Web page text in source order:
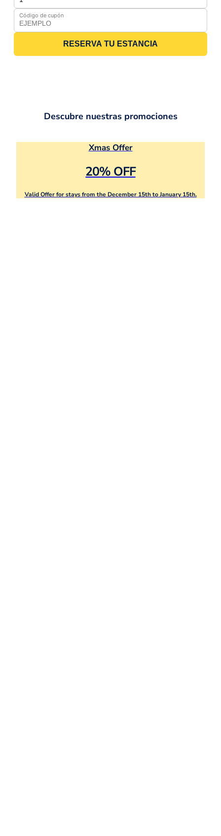
Código de cupón
RESERVA TU ESTANCIA
Descubre nuestras promociones
Xmas Offer
20% OFF
Valid Offer for stays from the December 15th to January 15th.